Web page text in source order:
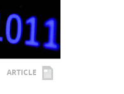
ARTICLE